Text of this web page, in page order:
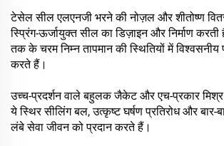
टेसेल सील एलएनजी भरने की नोज़ल और शीतोष्ण
स्प्रिंग-ऊर्जायुक्त सील का डिज़ाइन और निर्माण
तक के चरम निम्न तापमान की स्थितियों में विश्वसनीय
करते हैं।
उच्च-प्रदर्शन वाले बहुलक जैकेट और एच-प्रकार
ये स्थिर सीलिंग बल, उत्कृष्ट घर्षण प्रतिरोध और बार-
लंबे सेवा जीवन को प्रदान करते हैं।